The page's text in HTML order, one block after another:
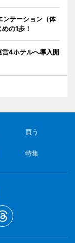
ンテーション（体
の1歩！
営4ホテルへ導入開
買う
特集